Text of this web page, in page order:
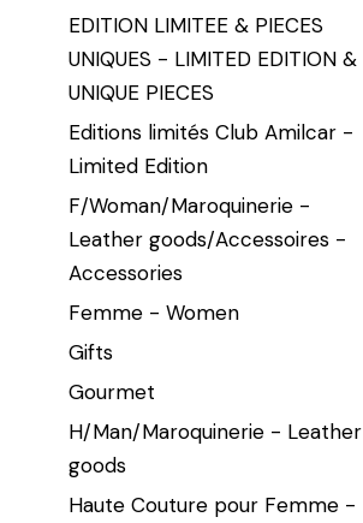
EDITION LIMITEE & PIECES
UNIQUES - LIMITED EDITION &
UNIQUE PIECES
Editions limités Club Amilcar -
Limited Edition
F/Woman/Maroquinerie -
Leather goods/Accessoires -
Accessories
Femme - Women
Gifts
Gourmet
H/Man/Maroquinerie - Leather
goods
Haute Couture pour Femme -